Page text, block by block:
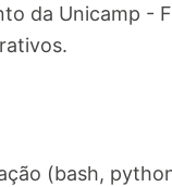
da Unicamp -
(bash,